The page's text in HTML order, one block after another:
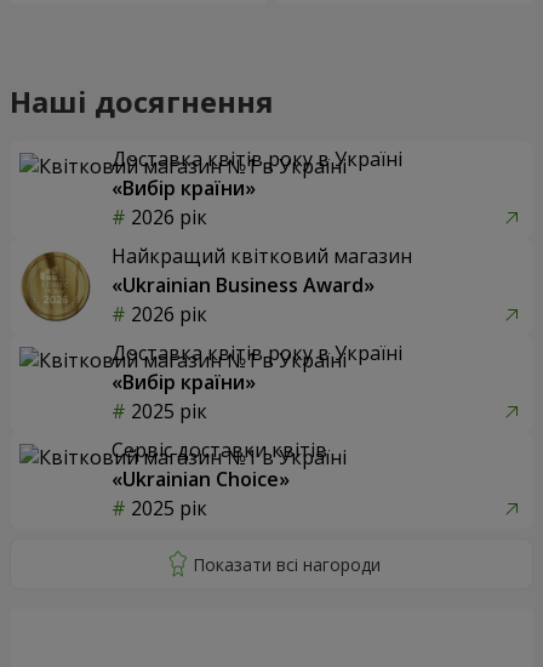
Наші досягнення
Доставка квітів року в Україні
«Вибір країни»
2026 рік
Найкращий квітковий магазин
«Ukrainian Business Award»
2026 рік
Доставка квітів року в Україні
«Вибір країни»
2025 рік
Сервіс доставки квітів
«Ukrainian Choice»
2025 рік